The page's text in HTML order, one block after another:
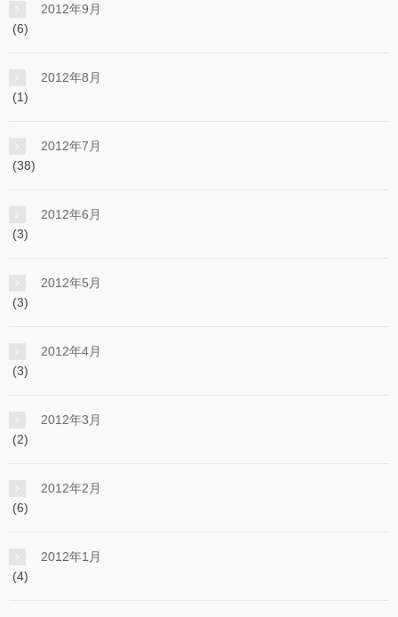
2012年9月
(6)
2012年8月
(1)
2012年7月
(38)
2012年6月
(3)
2012年5月
(3)
2012年4月
(3)
2012年3月
(2)
2012年2月
(6)
2012年1月
(4)